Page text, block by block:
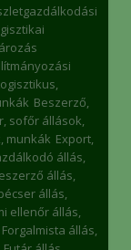
Beszerző,
sofőr állások,
munkák Export,
állás,
állás,
állás,
ellenőr állás,
Forgalmista állás,